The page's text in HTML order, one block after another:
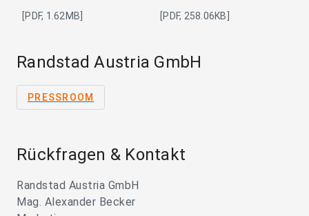
[PDF, 1.62MB] [PDF, 258.06KB]
Randstad Austria GmbH
PRESSROOM
Rückfragen & Kontakt
Randstad Austria GmbH
Mag. Alexander Becker